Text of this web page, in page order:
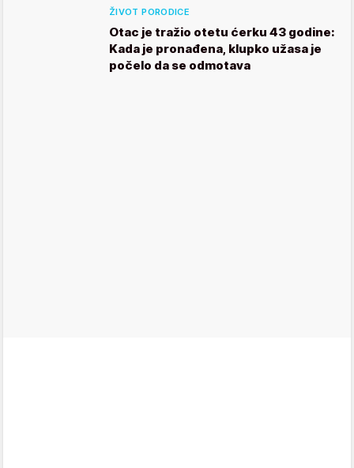
ŽIVOT PORODICE
Otac je tražio otetu ćerku 43 godine:
Kada je pronađena, klupko užasa je
počelo da se odmotava